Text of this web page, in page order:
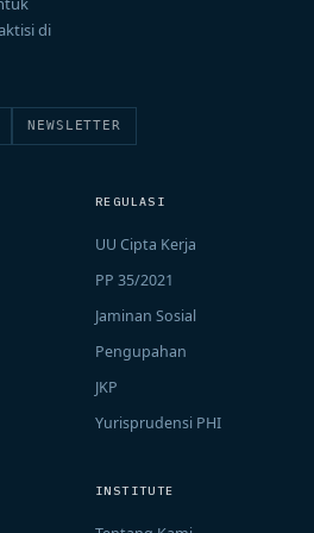
di
NEWSLETTER
REGULASI
UU Cipta Kerja
PP 35/2021
Jaminan Sosial
Pengupahan
JKP
Yurisprudensi PHI
INSTITUTE